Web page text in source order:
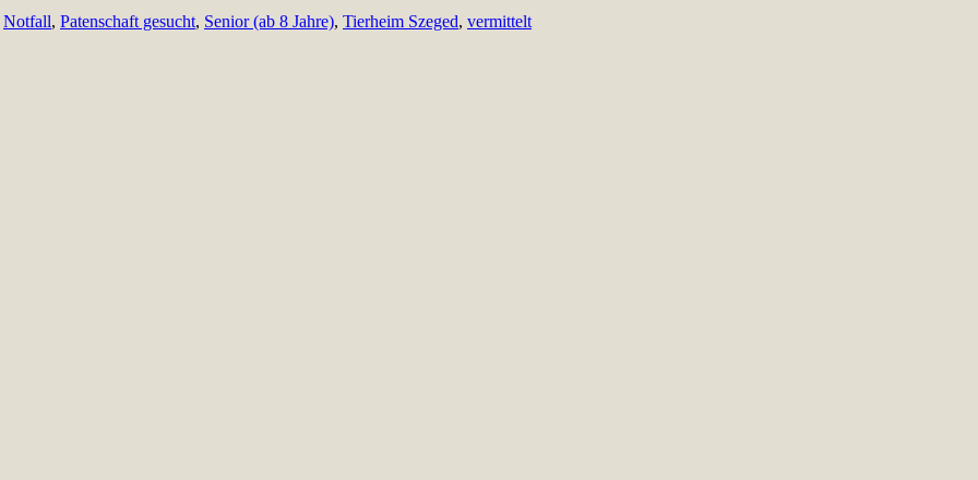
Notfall, Patenschaft gesucht, Senior (ab 8 Jahre), Tierheim Szeged, vermittelt